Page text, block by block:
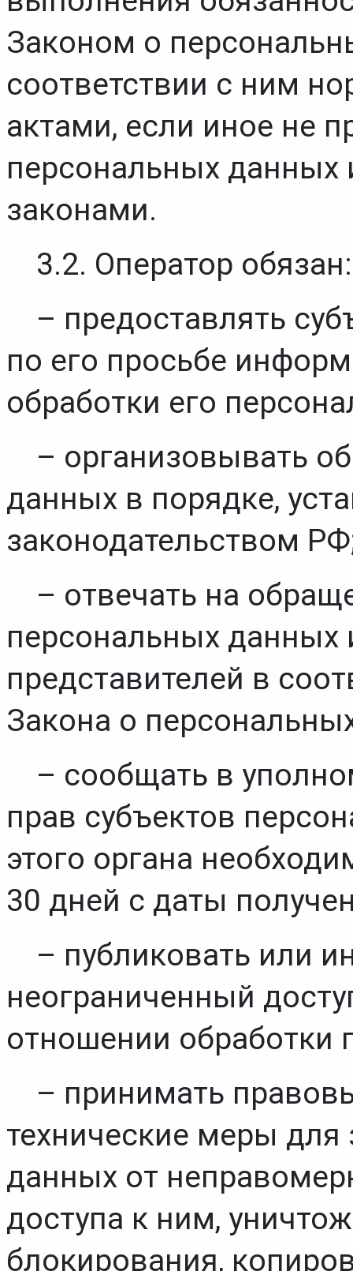
Законом о
соответствии с ним
актами, если иное не
персональных
законами.
3.2. Оператор обязан:
– предоставлять
по его просьбе
обработки его
– организовывать
данных в порядке,
законодательством
– отвечать на
персональных данных
представителей в
Закона о
– сообщать в
прав субъектов
этого органа
30 дней с даты
– публиковать или
неограниченный
отношении обработки
– принимать
технические меры
данных от
доступа к ним,
блокирования,